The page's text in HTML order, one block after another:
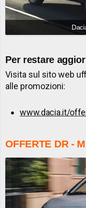
Per restare
Visita sul sito web
alle promozioni:
www.dacia.it/
OFFERTE DR -